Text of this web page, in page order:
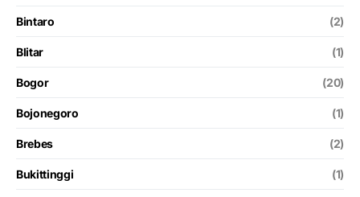
Bintaro (2)
Blitar (1)
Bogor (20)
Bojonegoro (1)
Brebes (2)
Bukittinggi (1)